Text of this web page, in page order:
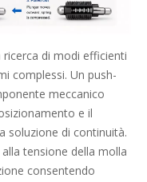
di modi efficienti
complessi. Un push-
meccanico
e il
soluzione di continuità.
tensione della molla
consentendo